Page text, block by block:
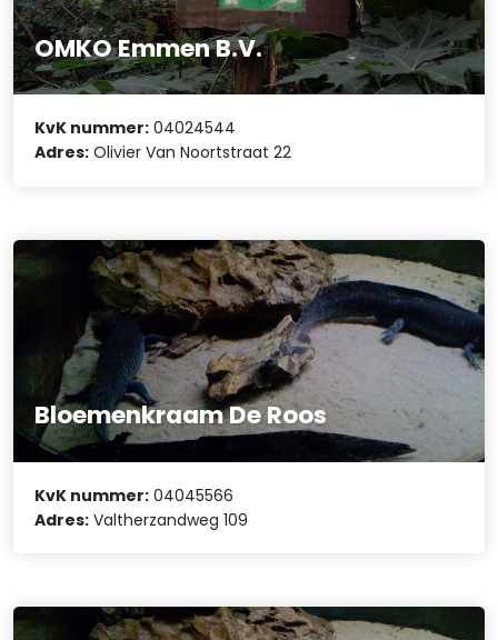
OMKO Emmen B.V.
KvK nummer: 04024544
Adres: Olivier Van Noortstraat 22
Bloemenkraam De Roos
KvK nummer: 04045566
Adres: Valtherzandweg 109